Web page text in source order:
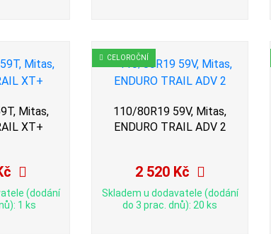
Mitas,
XT+
(dodání
1 ks
CELOROČNÍ
110/80R19 59V, Mitas,
ENDURO TRAIL ADV 2
2 520 Kč
Skladem u dodavatele (dodání
do 3 prac. dnů): 20 ks